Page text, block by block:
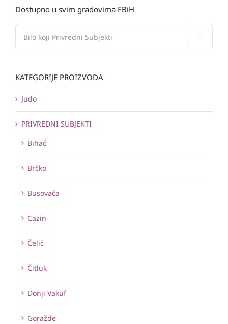
Dostupno u svim gradovima FBiH
KATEGORIJE PROIZVODA
Judo
PRIVREDNI SUBJEKTI
Bihać
Brčko
Busovača
Cazin
Čelić
Čitluk
Donji Vakuf
Goražde